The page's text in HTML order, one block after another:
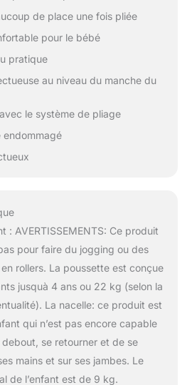
de place une fois pliée
pour le bébé
pratique
au niveau du manche du
le système de pliage
: AVERTISSEMENTS: Ce produit
pour faire du jogging ou des
rollers. La poussette est conçue
jusquà 4 ans ou 22 kg (selon la
La nacelle: ce produit est
qui n’est pas encore capable
se retourner et de se
mains et sur ses jambes. Le
de l’enfant est de 9 kg.